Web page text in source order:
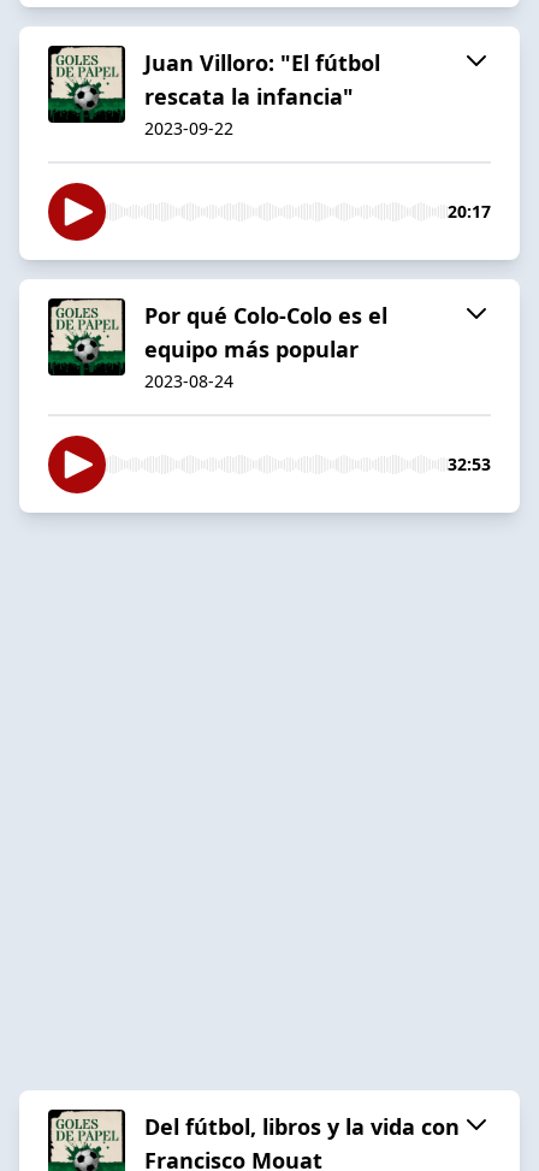
Juan Villoro: "El fútbol
rescata la infancia"
2023-09-22
20:17
Por qué Colo-Colo es el
equipo más popular
2023-08-24
32:53
Del fútbol, libros y la vida con
Francisco Mouat